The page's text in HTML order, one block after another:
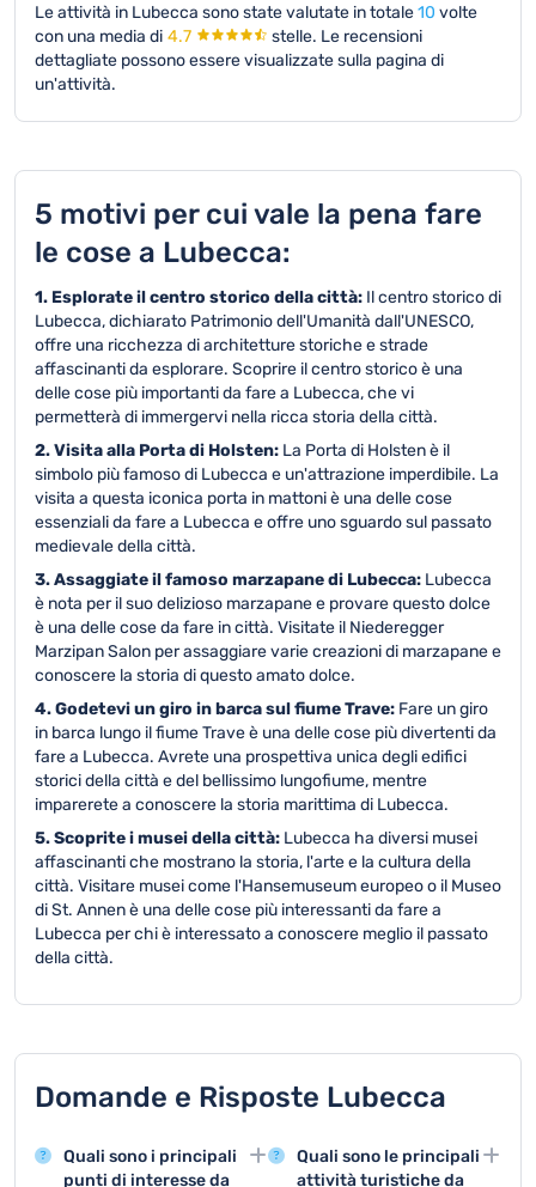
Le attività in Lubecca sono state valutate in totale10 volte
con una media di 4.7 stelle. Le recensioni
dettagliate possono essere visualizzate sulla pagina di
un'attività.
5 motivi per cui vale la pena fare
le cose a Lubecca:
1. Esplorate il centro storico della città: Il centro storico di
Lubecca, dichiarato Patrimonio dell'Umanità dall'UNESCO,
offre una ricchezza di architetture storiche e strade
affascinanti da esplorare. Scoprire il centro storico è una
delle cose più importanti da fare a Lubecca, che vi
permetterà di immergervi nella ricca storia della città.
2. Visita alla Porta di Holsten: La Porta di Holsten è il
simbolo più famoso di Lubecca e un'attrazione imperdibile. La
visita a questa iconica porta in mattoni è una delle cose
essenziali da fare a Lubecca e offre uno sguardo sul passato
medievale della città.
3. Assaggiate il famoso marzapane di Lubecca: Lubecca
è nota per il suo delizioso marzapane e provare questo dolce
è una delle cose da fare in città. Visitate il Niederegger
Marzipan Salon per assaggiare varie creazioni di marzapane e
conoscere la storia di questo amato dolce.
4. Godetevi un giro in barca sul fiume Trave: Fare un giro
in barca lungo il fiume Trave è una delle cose più divertenti da
fare a Lubecca. Avrete una prospettiva unica degli edifici
storici della città e del bellissimo lungofiume, mentre
imparerete a conoscere la storia marittima di Lubecca.
5. Scoprite i musei della città: Lubecca ha diversi musei
affascinanti che mostrano la storia, l'arte e la cultura della
città. Visitare musei come l'Hansemuseum europeo o il Museo
di St. Annen è una delle cose più interessanti da fare a
Lubecca per chi è interessato a conoscere meglio il passato
della città.
Domande e Risposte Lubecca
Quali sono i principali
punti di interesse da
Quali sono le principali
attività turistiche da